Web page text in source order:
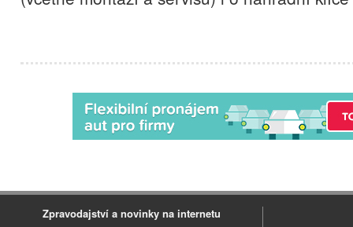
Zpravodajství a novinky na internetu